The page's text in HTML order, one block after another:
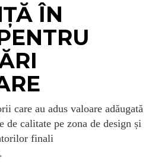
ÎN
care au adus valoare adăugată
calitate pe zona de design și
finali